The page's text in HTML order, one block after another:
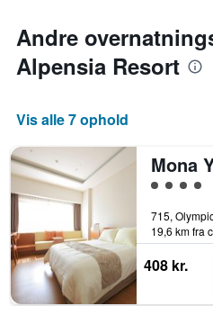
Andre
Alpensia Resort
Vis alle 7 ophold
Vurderet
19,6 km fra
408 kr.